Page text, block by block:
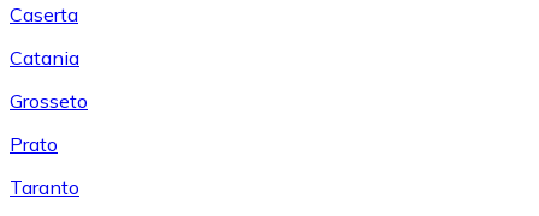
Caserta
Catania
Grosseto
Prato
Taranto